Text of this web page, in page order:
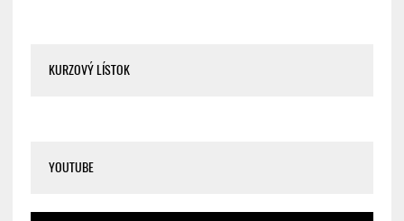
KURZOVÝ LÍSTOK
YOUTUBE